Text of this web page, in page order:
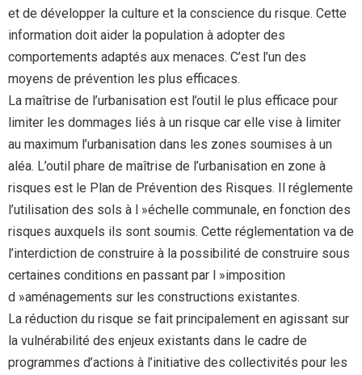
et de développer la culture et la conscience du risque. Cette
information doit aider la population à adopter des
comportements adaptés aux menaces. C’est l’un des
moyens de prévention les plus efficaces.
La maîtrise de l’urbanisation est l’outil le plus efficace pour
limiter les dommages liés à un risque car elle vise à limiter
au maximum l’urbanisation dans les zones soumises à un
aléa. L’outil phare de maîtrise de l’urbanisation en zone à
risques est le Plan de Prévention des Risques. Il réglemente
l’utilisation des sols à l »échelle communale, en fonction des
risques auxquels ils sont soumis. Cette réglementation va de
l’interdiction de construire à la possibilité de construire sous
certaines conditions en passant par l »imposition
d »aménagements sur les constructions existantes.
La réduction du risque se fait principalement en agissant sur
la vulnérabilité des enjeux existants dans le cadre de
programmes d’actions à l’initiative des collectivités pour les